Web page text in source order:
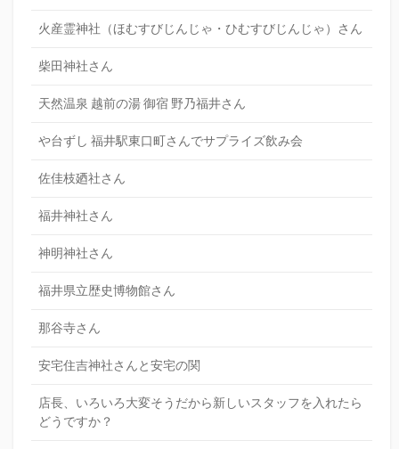
火産霊神社（ほむすびじんじゃ・ひむすびじんじゃ）さん
柴田神社さん
天然温泉 越前の湯 御宿 野乃福井さん
や台ずし 福井駅東口町さんでサプライズ飲み会
佐佳枝廼社さん
福井神社さん
神明神社さん
福井県立歴史博物館さん
那谷寺さん
安宅住吉神社さんと安宅の関
店長、いろいろ大変そうだから新しいスタッフを入れたら
どうですか？